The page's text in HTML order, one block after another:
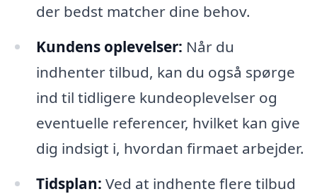
der bedst matcher dine behov.
Kundens oplevelser: Når du
indhenter tilbud, kan du også spørge
ind til tidligere kundeoplevelser og
eventuelle referencer, hvilket kan give
dig indsigt i, hvordan firmaet arbejder.
Tidsplan: Ved at indhente flere tilbud